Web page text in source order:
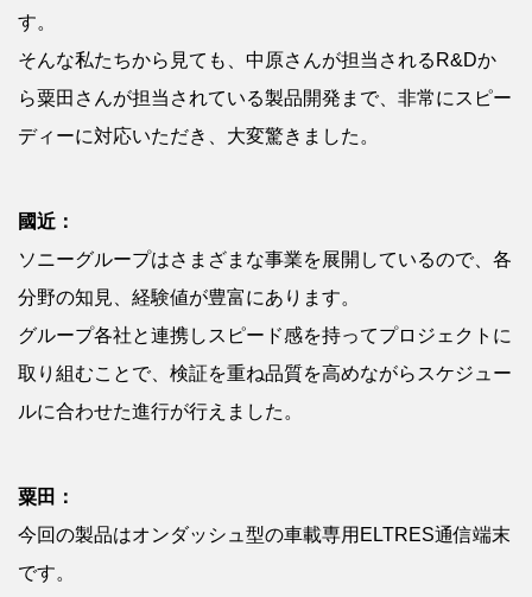
す。
そんな私たちから見ても、中原さんが担当されるR&Dか
ら粟田さんが担当されている製品開発まで、非常にスピー
ディーに対応いただき、大変驚きました。
國近：
ソニーグループはさまざまな事業を展開しているので、各
分野の知見、経験値が豊富にあります。
グループ各社と連携しスピード感を持ってプロジェクトに
取り組むことで、検証を重ね品質を高めながらスケジュー
ルに合わせた進行が行えました。
粟田：
今回の製品はオンダッシュ型の車載専用ELTRES通信端末
です。